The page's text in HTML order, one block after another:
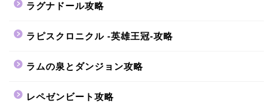
ラグナドール攻略
ラピスクロニクル -英雄王冠-攻略
ラムの泉とダンジョン攻略
レペゼンビート攻略